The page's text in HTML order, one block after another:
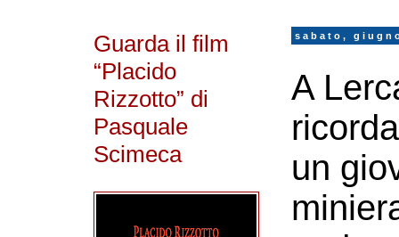
sabato,
A
un
Guarda il film
“Placido
Rizzotto” di
Pasquale
Scimeca